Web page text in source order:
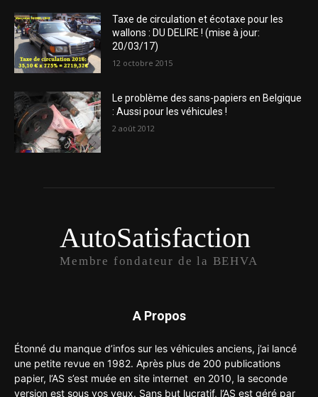
Taxe de circulation et écotaxe pour les
wallons : DU DELIRE ! (mise à jour:
20/03/17)
12 octobre 2015
Le problème des sans-papiers en Belgique
: Aussi pour les véhicules !
2 août 2012
AutoSatisfaction
Membre fondateur de la BEHVA
A Propos
Étonné du manque d’infos sur les véhicules anciens, j’ai lancé
une petite revue en 1982. Après plus de 200 publications
papier, l’AS s’est muée en site internet en 2010, la seconde
version est sous vos yeux. Sans but lucratif, l’AS est géré par